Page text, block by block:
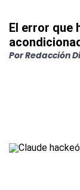
El error que
PorRedacción